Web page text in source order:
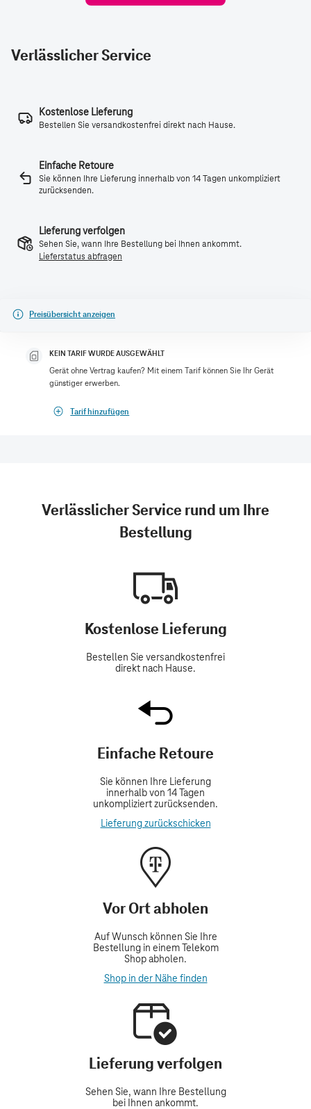
Verlässlicher Service
Kostenlose Lieferung
Bestellen Sie versandkostenfrei direkt nach Hause.
Einfache Retoure
Sie können Ihre Lieferung innerhalb von 14 Tagen unkompliziert
zurücksenden.
Lieferung verfolgen
Sehen Sie, wann Ihre Bestellung bei Ihnen ankommt.
Lieferstatus abfragen
Preisübersicht anzeigen
KEIN TARIF WURDE AUSGEWÄHLT
Gerät ohne Vertrag kaufen? Mit einem Tarif können Sie Ihr Gerät
günstiger erwerben.
Tarif hinzufügen